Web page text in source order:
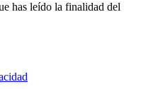
has leído la finalidad del